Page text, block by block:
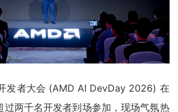
发者大会 (AMD AI DevDay 2026) 在
过两千名开发者到场参加，现场气氛热